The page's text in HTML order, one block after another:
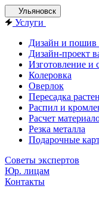
Ульяновск
Услуги
Дизайн и пошив
Дизайн-проект
Изготовление и
Колеровка
Оверлок
Пересадка
Распил и
Расчет
Резка металла
Подарочные
Советы экспертов
Юр. лицам
Контакты